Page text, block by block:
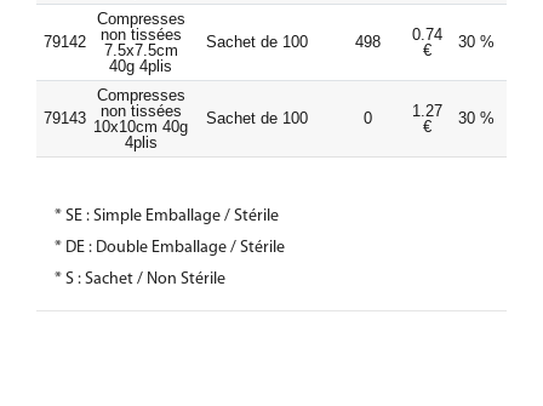
79142
Compresses
non tissées
7.5x7.5cm
40g 4plis
Sachet de 100 498
0.74
€
30 %
79143
Compresses
non tissées
10x10cm 40g
4plis
Sachet de 100 0
1.27
€
30 %
* SE : Simple Emballage / Stérile
* DE : Double Emballage / Stérile
* S : Sachet / Non Stérile